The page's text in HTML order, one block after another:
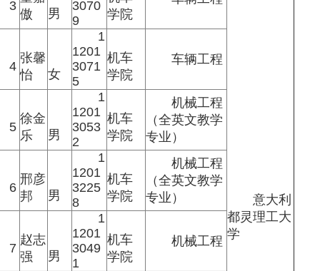
意大利
都灵理工大
学
傲
男
3070
9
学院
张馨
怡
女
1
1201
3071
5
机车
学院
车辆工程
徐金
乐
男
1
1201
3053
2
机车
学院
机械工程
（全英文教学
专业）
邢彦
邦
男
1
1201
3225
8
机车
学院
机械工程
（全英文教学
专业）
赵志
强
男
1
1201
3049
1
机车
学院
机械工程